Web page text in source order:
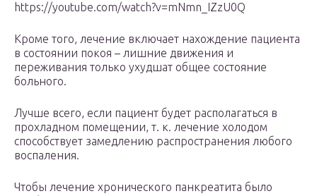
https://youtube.com/watch?v=mNmn_IZzU0Q
Кроме того, лечение включает нахождение пациента
в состоянии покоя – лишние движения и
переживания только ухудшат общее состояние
больного.
Лучше всего, если пациент будет располагаться в
прохладном помещении, т. к. лечение холодом
способствует замедлению распространения любого
воспаления.
Чтобы лечение хронического панкреатита было